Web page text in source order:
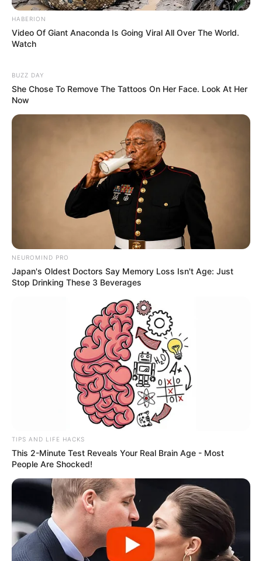
HABERION
Video Of Giant Anaconda Is Going Viral All Over The World.
Watch
BUZZ DAY
She Chose To Remove The Tattoos On Her Face. Look At Her
Now
NEUROMIND PRO
Japan's Oldest Doctors Say Memory Loss Isn't Age: Just
Stop Drinking These 3 Beverages
TIPS AND LIFE HACKS
This 2-Minute Test Reveals Your Real Brain Age - Most
People Are Shocked!